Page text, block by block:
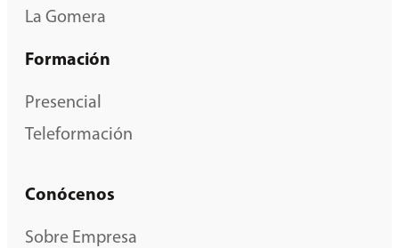
La Gomera
Formación
Presencial
Teleformación
Conócenos
Sobre Empresa